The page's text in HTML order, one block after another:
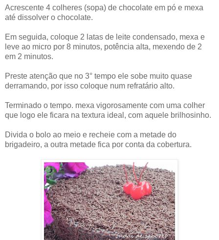
Acrescente 4 colheres (sopa) de chocolate em pó e mexa
até dissolver o chocolate.
Em seguida, coloque 2 latas de leite condensado, mexa e
leve ao micro por 8 minutos, potência alta, mexendo de 2
em 2 minutos.
Preste atenção que no 3° tempo ele sobe muito quase
derramando, por isso coloque num refratário alto.
Terminado o tempo. mexa vigorosamente com uma colher
que logo ele ficara na textura ideal, com aquele brilhosinho.
Divida o bolo ao meio e recheie com a metade do
brigadeiro, a outra metade fica por conta da cobertura.